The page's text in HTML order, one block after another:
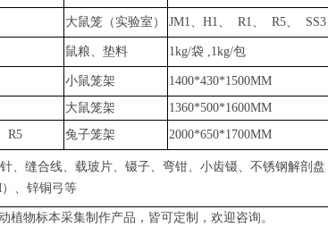
大鼠笼（实验室） JM1、H1、 R1、 R5、 SS3
鼠粮、垫料 1kg/袋 ,1kg/包
小鼠笼架
1400*430*1500MM
大鼠笼架
1360*500*1600MM
R5 兔子笼架 2000*650*1700MM
、缝合线、载玻片、镊子、弯钳、小齿镊、不锈钢解剖盘
、锌铜弓等
植物标本采集制作产品，皆可定制，欢迎咨询。